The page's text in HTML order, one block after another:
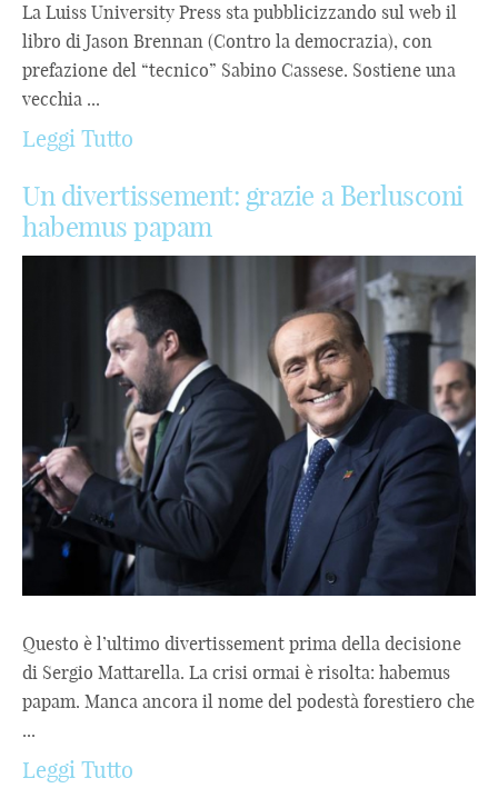
La Luiss University Press sta pubblicizzando sul web il
libro di Jason Brennan (Contro la democrazia), con
prefazione del “tecnico” Sabino Cassese. Sostiene una
vecchia ...
Leggi Tutto
Un divertissement: grazie a Berlusconi
habemus papam
Questo è l’ultimo divertissement prima della decisione
di Sergio Mattarella. La crisi ormai è risolta: habemus
papam. Manca ancora il nome del podestà forestiero che
...
Leggi Tutto